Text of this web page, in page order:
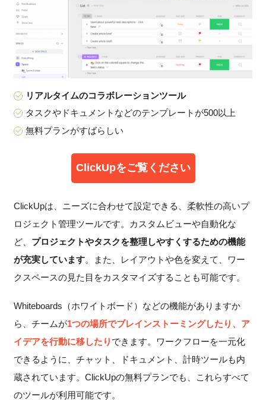
リアルタイムのコラボレーションツール
タスクやドキュメントなどのテンプレートが500以上
無料プランがすばらしい
ClickUpをご覧ください
ClickUpは、ニーズに合わせて設定できる、柔軟性の高いプ
ロジェクト管理ツールです。カスタムビューや自動化な
ど、 プロジェクトやタスクを整理しやすくするための機能
が充実しています。また、レイアウトや色を変えて、ワー
クスペースの見た目をカスタマイズすることも可能です。
Whiteboards（ホワイトボード）などの機能がありますか
ら、チームが1つの場所でブレインストーミングしたり、ア
イデアを行動に移したり できます。ワークフローを一元化
できるように、チャット、ドキュメント、計時ツールも内
蔵されています。ClickUpの無料プランでも、これらすべて
のツールが利用可能です。